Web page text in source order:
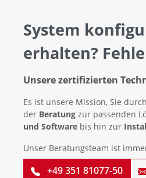
System
erhalten?
Unsere zertifizierten
Es ist unsere Mission, Sie
der Beratung zur passenden
und Software bis hin zur
Unser Beratungsteam ist
+49 351 81077-50